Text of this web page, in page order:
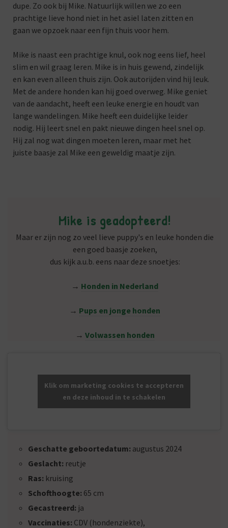
dupe. Zo ook bij Mike. Natuurlijk willen we zo een
prachtige lieve hond niet in het asiel laten zitten en
gaan we opzoek naar een fijn thuis voor hem.
Mike is naast een prachtige knul, ook nog eens lief, heel
slim en wil graag leren. Mike is in huis gewend, zindelijk
en kan even alleen thuis zijn. Ook autorijden vind hij leuk.
Met de andere honden kan hij goed overweg. Mike geniet
van de aandacht, heeft een leuke energie en houdt van
lange wandelingen. Mike heeft een duidelijke leider
nodig. Hij leert snel en pakt nieuwe dingen heel snel op.
Hij zal nog wat dingen moeten leren, maar met het
juiste baasje zal Mike een geweldig maatje zijn.
Mike is geadopteerd!
Maar er zijn nog zo veel lieve puppy's en leuke honden die
een goed baasje zoeken,
dus kijk a.u.b. eens naar deze snoetjes:
→ Honden in Nederland
→ Pups en jonge honden
→ Volwassen honden
Klik om marketing cookies te accepteren
en deze inhoud in te schakelen
Geschatte geboortedatum: augustus 2024
Geslacht: reutje
Ras: kruising
Schofthoogte: 65 cm
Gecastreerd: ja
Vaccinaties: CDV (hondenziekte),